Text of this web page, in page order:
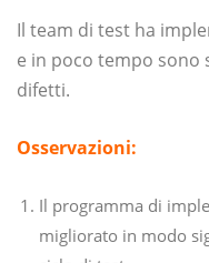
Il team di test ha
e in poco tempo
difetti.
Osservazioni:
Il programma di
migliorato in modo